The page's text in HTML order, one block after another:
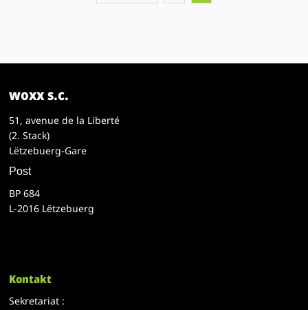
woxx s.c.
51, avenue de la Liberté
(2. Stack)
Lëtzebuerg-Gare
Post
BP 684
L-2016 Lëtzebuerg
Kontakt
Sekretariat :